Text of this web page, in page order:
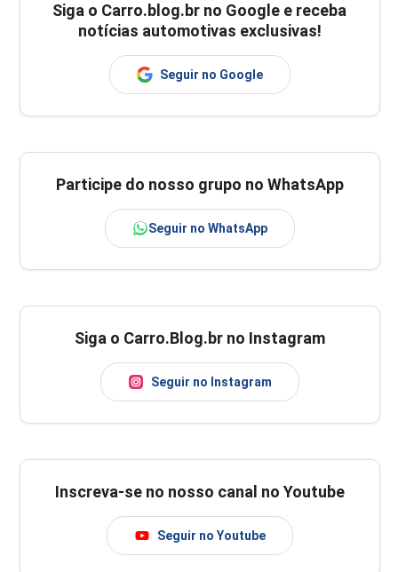
Siga o Carro.blog.br no Google e receba
notícias automotivas exclusivas!
Seguir no Google
Participe do nosso grupo no WhatsApp
Seguir no WhatsApp
Siga o Carro.Blog.br no Instagram
Seguir no Instagram
Inscreva-se no nosso canal no Youtube
Seguir no Youtube